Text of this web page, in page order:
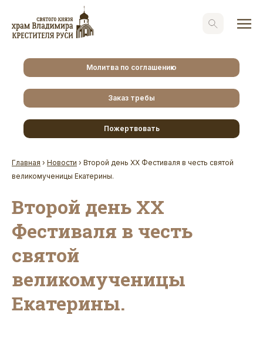
Молитва по соглашению
Заказ требы
Пожертвовать
Главная › Новости › Второй день XX Фестиваля в честь святой
великомученицы Екатерины.
Второй день XX
Фестиваля в честь
святой
великомученицы
Екатерины.